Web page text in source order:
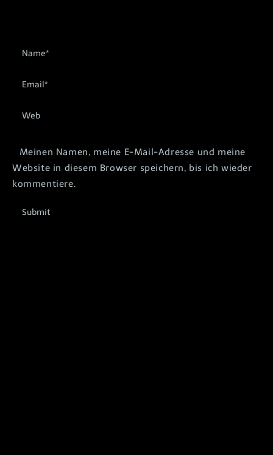
Meinen Namen, meine E-Mail-Adresse und meine
Website in diesem Browser speichern, bis ich wieder
kommentiere.
Submit